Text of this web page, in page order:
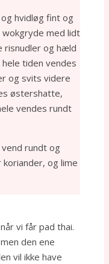
hvidløg fint og
wokgryde med lidt
risnudler og hæld
tiden vendes
og svits videre
østershatte,
vendes rundt
rundt og
og lime
vi får pad thai.
den ene
vil ikke have